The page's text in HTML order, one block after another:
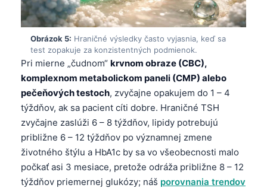
Obrázok 5: Hraničné výsledky často vyjasnia, keď sa
test zopakuje za konzistentných podmienok.
Pri mierne „čudnom“ krvnom obraze (CBC),
komplexnom metabolickom paneli (CMP) alebo
pečeňových testoch, zvyčajne opakujem do 1 – 4
týždňov, ak sa pacient cíti dobre. Hraničné TSH
zvyčajne zaslúži 6 – 8 týždňov, lipidy potrebujú
približne 6 – 12 týždňov po významnej zmene
životného štýlu a HbA1c by sa vo všeobecnosti malo
počkať asi 3 mesiace, pretože odráža približne 8 – 12
týždňov priemernej glukózy; náš porovnania trendov
Norsk bokmål